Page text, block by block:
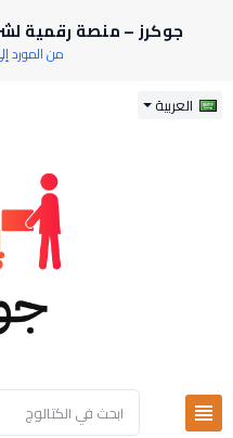
جوكرز – منصة رقمية
من المورد
العربية
view_headline